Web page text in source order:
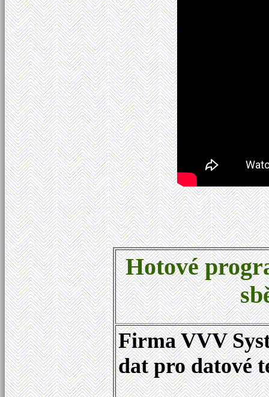
Hotové
Firma VVV
dat pro datové